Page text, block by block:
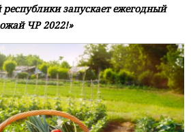
республики запускает ежегодный
ЧР 2022!»